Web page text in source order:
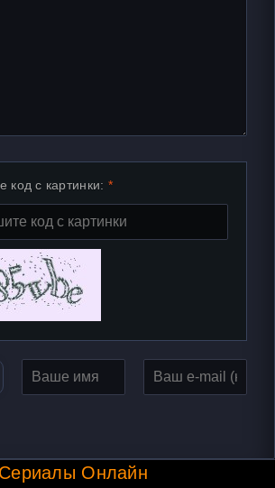
код с картинки:
Сериалы Онлайн